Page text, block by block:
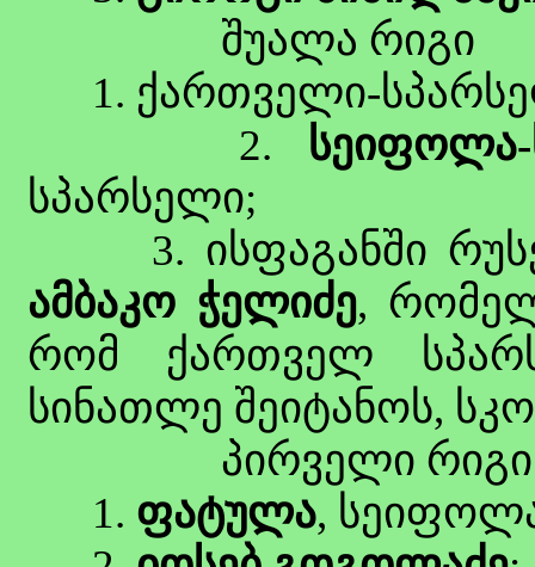
შუალა რიგი
1. ქართველი-
2.
სპარსელი;
3. ისფაგანში
ამბაკო ჭელიძე,
რომ ქართველ
სინათლე შეიტანოს,
პირველი რიგი
1. ფატულა,